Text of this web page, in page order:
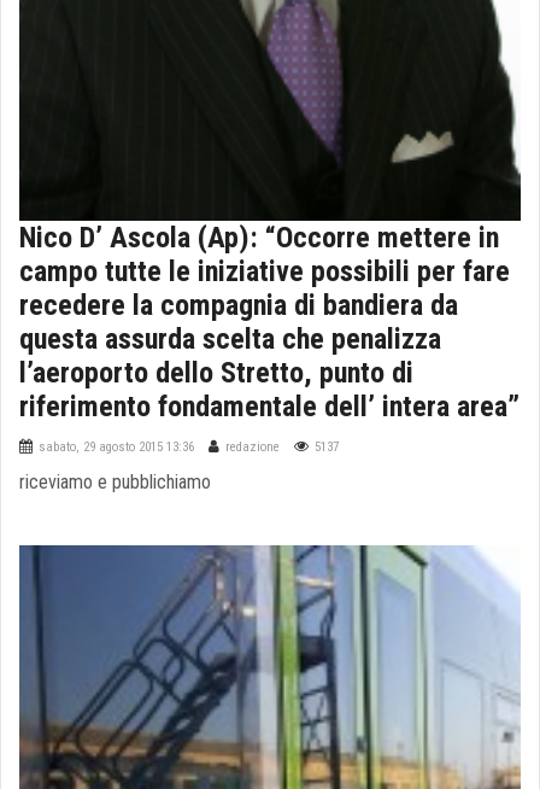
Nico D’ Ascola (Ap): “Occorre mettere in
campo tutte le iniziative possibili per fare
recedere la compagnia di bandiera da
questa assurda scelta che penalizza
l’aeroporto dello Stretto, punto di
riferimento fondamentale dell’ intera area”
sabato, 29 agosto 2015 13:36 redazione 5137
riceviamo e pubblichiamo